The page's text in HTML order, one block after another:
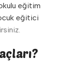
eğitim
eğitici